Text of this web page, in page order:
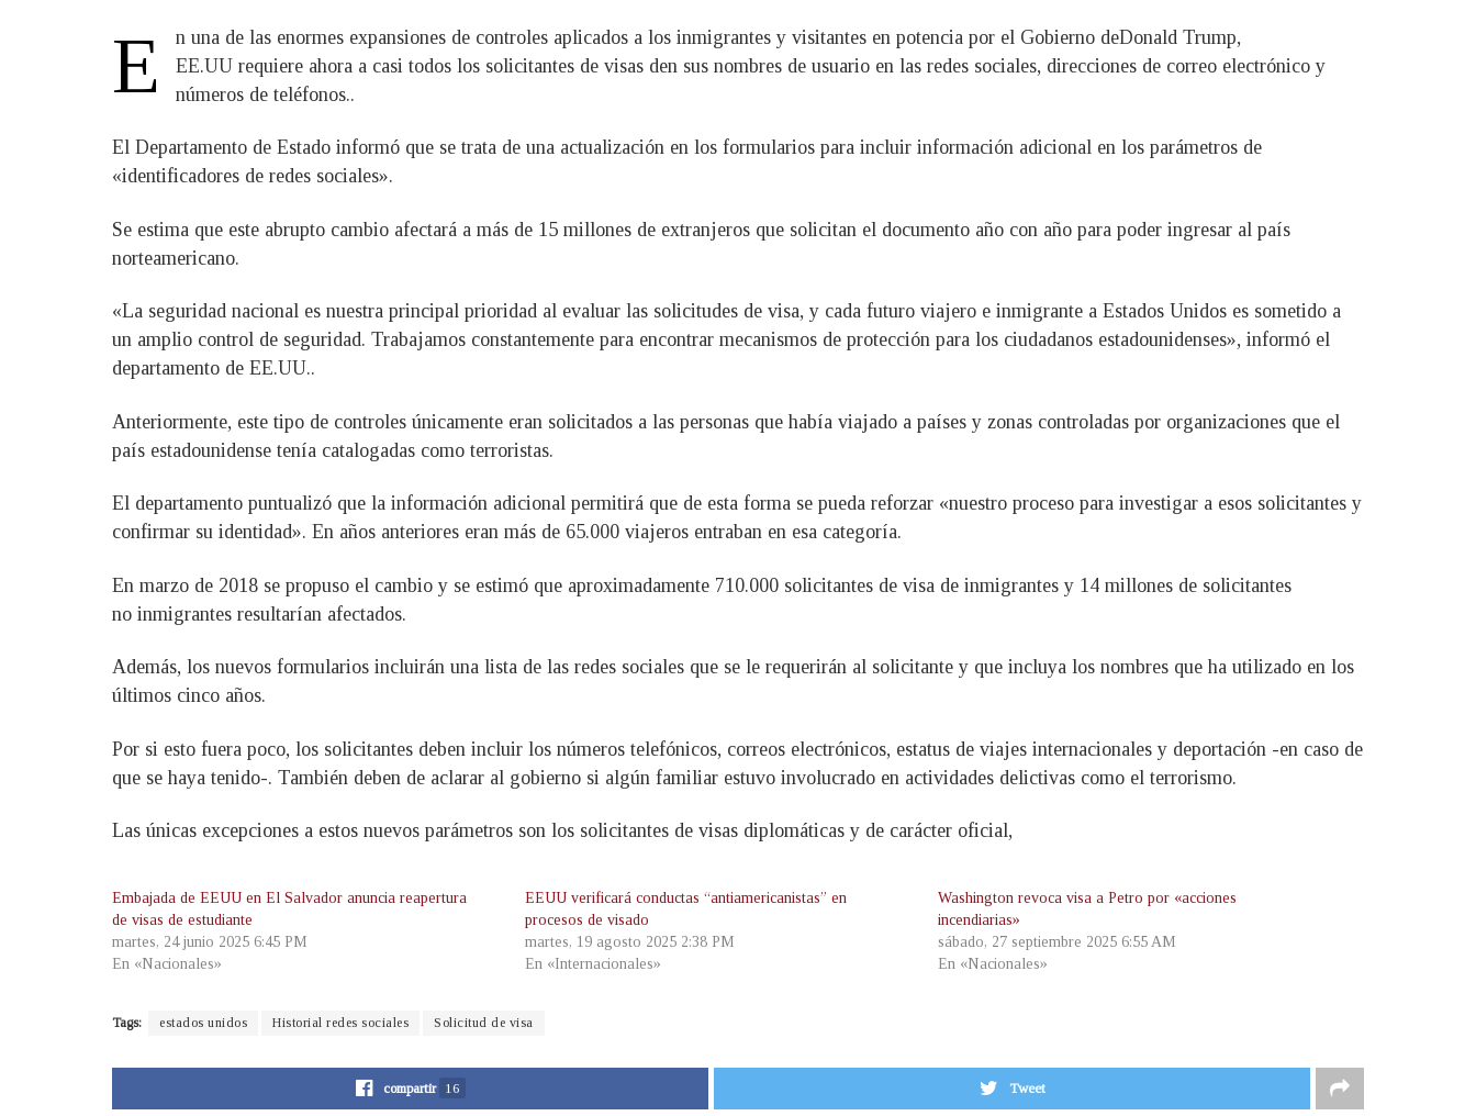
E
n una de las enormes expansiones de controles aplicados a los inmigrantes y visitantes en potencia por el Gobierno deDonald Trump,
EE.UU requiere ahora a casi todos los solicitantes de visas den sus nombres de usuario en las redes sociales, direcciones de correo electrónico y
números de teléfonos..
El Departamento de Estado informó que se trata de una actualización en los formularios para incluir información adicional en los parámetros de
«identificadores de redes sociales».
Se estima que este abrupto cambio afectará a más de 15 millones de extranjeros que solicitan el documento año con año para poder ingresar al país
norteamericano.
«La seguridad nacional es nuestra principal prioridad al evaluar las solicitudes de visa, y cada futuro viajero e inmigrante a Estados Unidos es sometido a
un amplio control de seguridad. Trabajamos constantemente para encontrar mecanismos de protección para los ciudadanos estadounidenses», informó el
departamento de EE.UU..
Anteriormente, este tipo de controles únicamente eran solicitados a las personas que había viajado a países y zonas controladas por organizaciones que el
país estadounidense tenía catalogadas como terroristas.
El departamento puntualizó que la información adicional permitirá que de esta forma se pueda reforzar «nuestro proceso para investigar a esos solicitantes y
confirmar su identidad». En años anteriores eran más de 65.000 viajeros entraban en esa categoría.
En marzo de 2018 se propuso el cambio y se estimó que aproximadamente 710.000 solicitantes de visa de inmigrantes y 14 millones de solicitantes
no inmigrantes resultarían afectados.
Además, los nuevos formularios incluirán una lista de las redes sociales que se le requerirán al solicitante y que incluya los nombres que ha utilizado en los
últimos cinco años.
Por si esto fuera poco, los solicitantes deben incluir los números telefónicos, correos electrónicos, estatus de viajes internacionales y deportación -en caso de
que se haya tenido-. También deben de aclarar al gobierno si algún familiar estuvo involucrado en actividades delictivas como el terrorismo.
Las únicas excepciones a estos nuevos parámetros son los solicitantes de visas diplomáticas y de carácter oficial,
Embajada de EEUU en El Salvador anuncia reapertura
de visas de estudiante
martes, 24 junio 2025 6:45 PM
En «Nacionales»
EEUU verificará conductas “antiamericanistas” en
procesos de visado
martes, 19 agosto 2025 2:38 PM
En «Internacionales»
Washington revoca visa a Petro por «acciones
incendiarias»
sábado, 27 septiembre 2025 6:55 AM
En «Nacionales»
Tags: estados unidos Historial redes sociales Solicitud de visa
compartir 16 Tweet